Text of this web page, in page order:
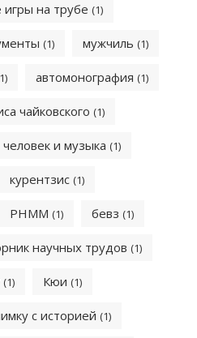
на трубе (1)
(1) мужчиль (1)
автомонография (1)
чайковского (1)
человек и музыка (1)
курентзис (1)
РНММ (1) бевз (1)
научных трудов (1)
(1) Кюи (1)
с историей (1)